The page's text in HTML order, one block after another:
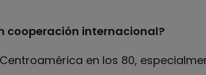
cooperación internacional?
en los 80,